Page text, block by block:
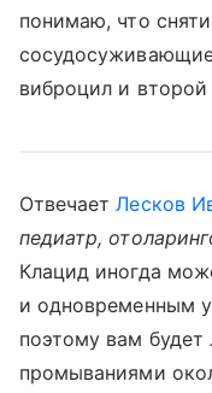
понимаю, что
виброцил и
ОтвечаетЛесков
педиатр,
Клацид иногда
и одновременным
поэтому вам будет
промываниями